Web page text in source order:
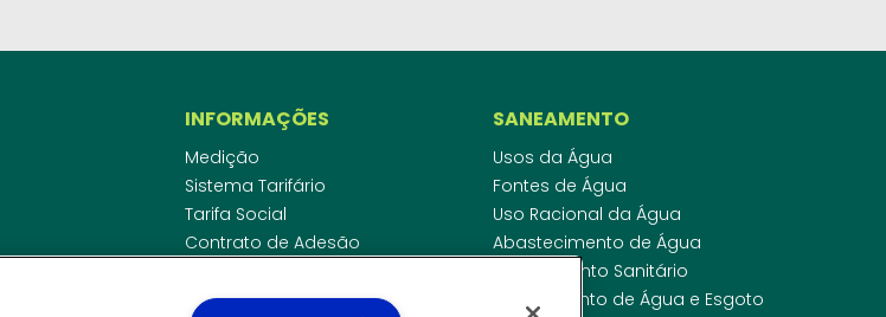
INFORMAÇÕES
Medição
Sistema Tarifário
Tarifa Social
Contrato de Adesão
Agências Reguladoras
SANEAMENTO
Usos da Água
Fontes de Água
Uso Racional da Água
Abastecimento de Água
Esgotamento Sanitário
Regulamento de Água e Esgoto